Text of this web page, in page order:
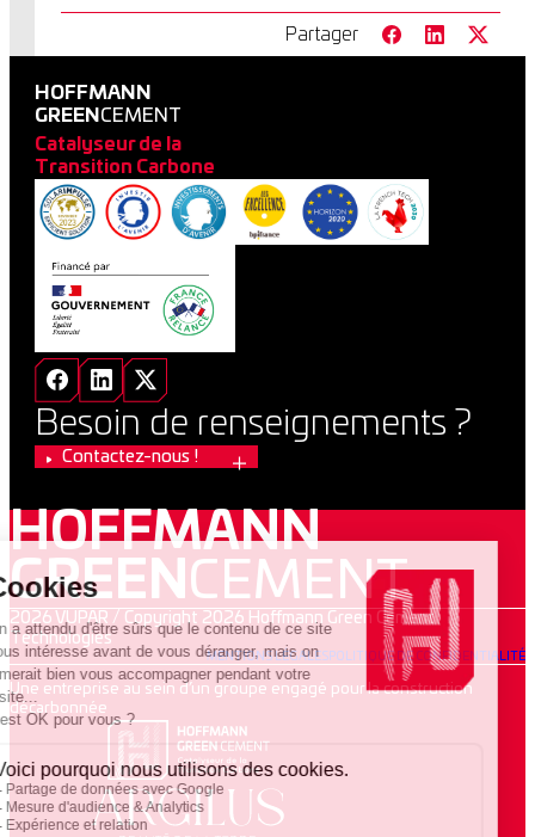
Partager
HOFFMANN
GREEN CEMENT
Catalyseur de la
Transition Carbone
Besoin de renseignements ?
Contactez-nous !
HOFFMANN
GREEN CEMENT
2026 VUPAR / Copyright 2026 Hoffmann Green Cement
Technologies
MENTIONS LÉGALES POLITIQUE DE CONFIDENTIALITÉ
Une entreprise au sein d’un groupe engagé pour la construction
décarbonnée